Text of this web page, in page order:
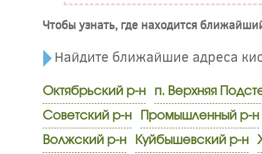
Чтобы узнать, где находится
Найдите ближайшие адреса
Октябрьский р-н п. Верхняя
Советский р-н Промышленный р-н
Волжский р-н Куйбышевский р-н